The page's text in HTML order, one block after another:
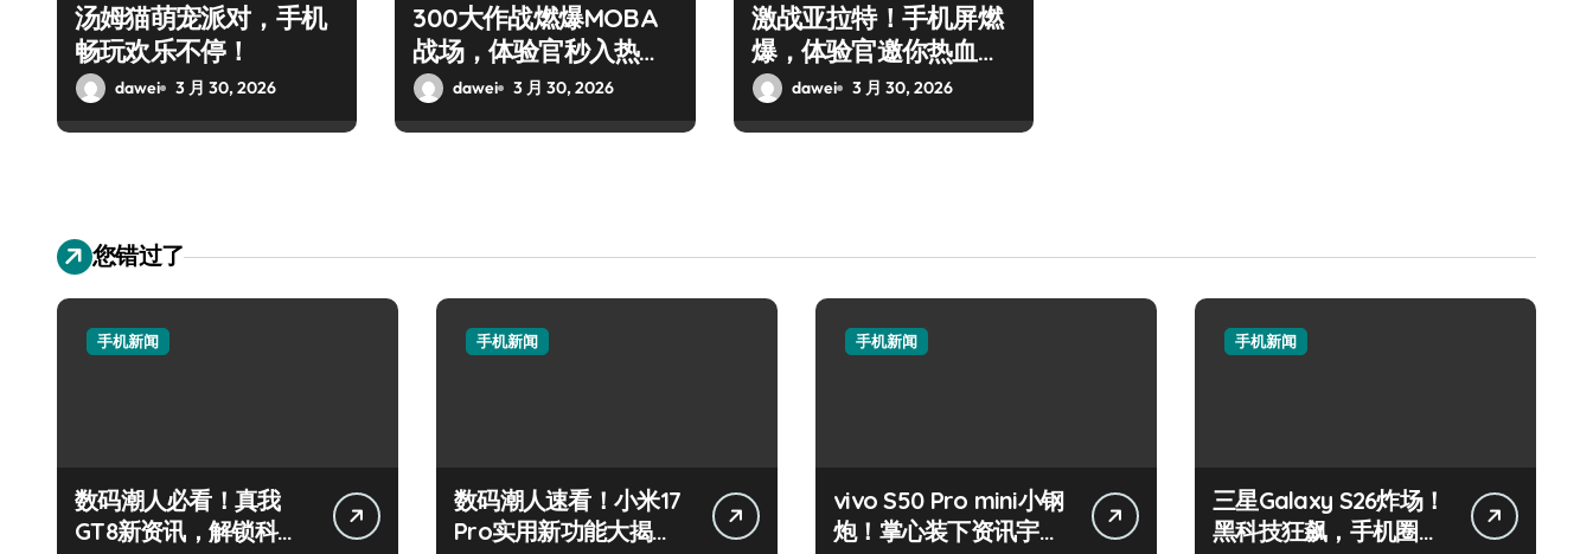
汤姆猫萌宠派对，手机
畅玩欢乐不停！
dawei 3 月 30, 2026
300大作战燃爆MOBA
战场，体验官秒入热血
对决！
dawei 3 月 30, 2026
激战亚拉特！手机屏燃
爆，体验官邀你热血开
枪！dawei 3 月 30, 2026
您错过了
手机新闻
数码潮人必看！真我
GT8新资讯，解锁科技
手机新闻
数码潮人速看！小米17
Pro实用新功能大揭
手机新闻
vivo S50 Pro mini小钢
炮！掌心装下资讯宇
手机新闻
三星Galaxy S26炸场！
黑科技狂飙，手机圈要